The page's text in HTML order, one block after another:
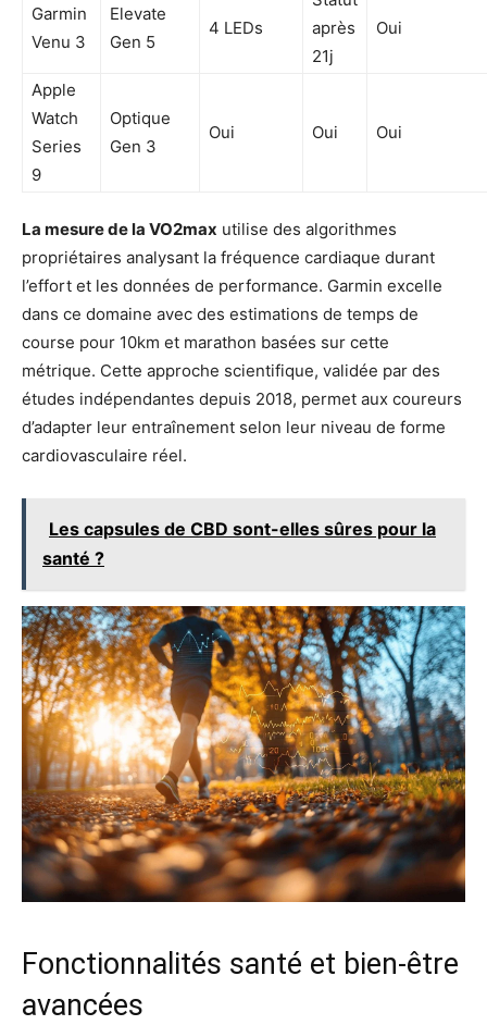
Garmin
Venu 3
Elevate
Gen 5
4 LEDs
après
21j
Oui
Apple
Watch
Series
9
Optique
Gen 3
Oui Oui Oui
La mesure de la VO2max utilise des algorithmes
propriétaires analysant la fréquence cardiaque durant
l’effort et les données de performance. Garmin excelle
dans ce domaine avec des estimations de temps de
course pour 10km et marathon basées sur cette
métrique. Cette approche scientifique, validée par des
études indépendantes depuis 2018, permet aux coureurs
d’adapter leur entraînement selon leur niveau de forme
cardiovasculaire réel.
Les capsules de CBD sont-elles sûres pour la
santé ?
Fonctionnalités santé et bien-être
avancées